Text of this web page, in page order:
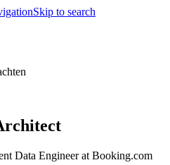
Skip to search
Data Engineer at Booking.com